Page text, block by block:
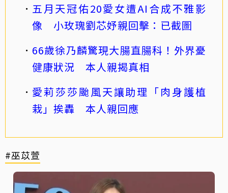
五月天冠佑20愛女遭AI合成不雅影
像 小玫瑰劉芯妤親回擊：已截圖
66歲徐乃麟驚現大腸直腸科！外界憂
健康狀況 本人親揭真相
愛莉莎莎颱風天讓助理「肉身護植
栽」挨轟 本人親回應
#巫苡萱